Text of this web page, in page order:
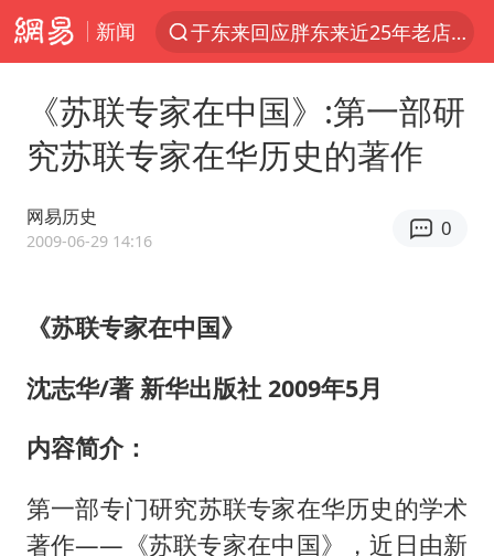
新闻
于东来回应胖东来近25年老店年底关闭
《披荆斩棘2026》阵容官宣
美将每月供乌爱国者拦截导弹
《龙餐馆》 冲奖
构建更高水平的全民健身公共服务体系
世界第1特鲁姆普斯诺克中国赛一轮游
《苏联专家在中国》:第一部研
究苏联专家在华历史的著作
网易历史
2009-06-29 14:16
0
《苏联专家在中国》
沈志华/著 新华出版社 2009年5月
内容简介：
第一部专门研究苏联专家在华历史的学术
著作——《苏联专家在中国》，近日由新